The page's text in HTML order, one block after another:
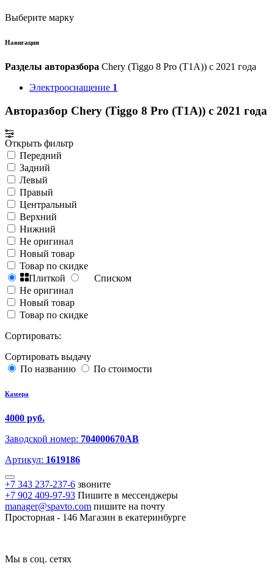
Выберите марку
Навигация
Разделы авторазбора Chery (Tiggo 8 Pro (T1A)) с 2021 года
Электрооснащение 1
Авторазбор Chery (Tiggo 8 Pro (T1A)) с 2021 года
Открыть фильтр
Передний
Задний
Левый
Правый
Центральный
Верхний
Нижний
Не оригинал
Новый товар
Товар по скидке
Плиткой
Списком
Не оригинал
Новый товар
Товар по скидке
Сортировать:
Сортировать выдачу
По названию
По стоимости
Камера
4000 руб.
Заводской номер: 704000670AB
Артикул: 1619186
+7 343 237-237-6 звоните
+7 902 409-97-93 Пишите в мессенджеры
manager@spavto.com пишите на почту
Просторная - 146 Магазин в екатеринбурге
Мы в соц. сетях